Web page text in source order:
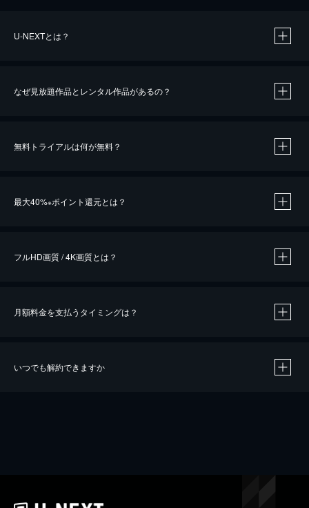
U-NEXTとは？
なぜ見放題作品とレンタル作品があるの？
無料トライアルは何が無料？
最大40%※ポイント還元とは？
※40％ポイント還元の対象は、クレジットカード決済による作品の購入 / レンタルです。
iOSアプリのUコイン決済による作品の購入 / レンタルは、20％のポイント還元です。
フルHD画質 / 4K画質とは？
月額料金を支払うタイミングは？
いつでも解約できますか